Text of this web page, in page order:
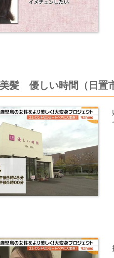
美髪 優しい時間（日置